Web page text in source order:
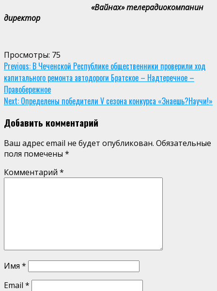
«Вайнах» телерадиокомпанин
директор
Просмотры: 75
Continue
Reading
Previous: В Чеченской Республике общественники проверили ход
капитального ремонта автодороги Братское – Надтеречное –
Правобережное
Next: Определены победители V сезона конкурса «Знаешь?Научи!»
Добавить комментарий
Ваш адрес email не будет опубликован. Обязательные
поля помечены *
Комментарий *
Имя *
Email *